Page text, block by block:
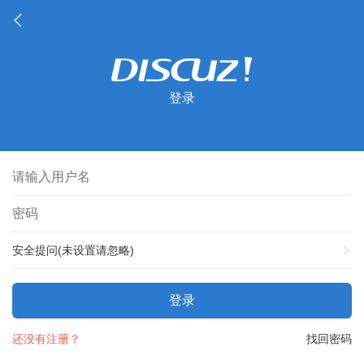
登录
安全提问(未设置请忽略)
登录
找回密码
还没有注册？